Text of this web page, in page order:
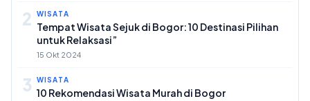
2 WISATA
Tempat Wisata Sejuk di Bogor: 10 Destinasi Pilihan
untuk Relaksasi”
15 Okt 2024
3 WISATA
10 Rekomendasi Wisata Murah di Bogor